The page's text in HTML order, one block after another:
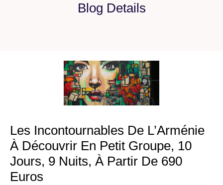
Blog Details
Les Incontournables De L’Arménie
À Découvrir En Petit Groupe, 10
Jours, 9 Nuits, À Partir De 690
Euros